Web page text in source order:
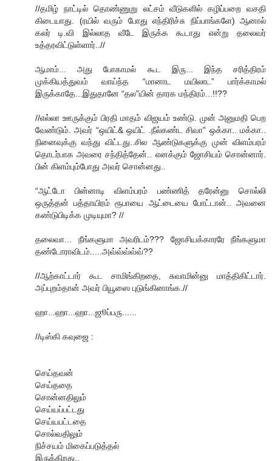
//தமிழ் நாட்டில் தொண்ணுறு லட்சம் வீடுகளில் கழிப்பறை வசதி
கிடையாது. (ரயில் வரும் போது எந்திரிச்சு நிப்பாங்களே) ஆனால்
கலர் டி.வி இல்லாத வீடே இருக்க கூடாது என்று தலைவர்
உத்தரவிட்டுள்ளார்..//
ஆமாம்... அது போகாமல் கூட இரு... இந்த சரித்திரம்
முக்கியத்துவம் வாய்ந்த “மானாட மயிலாட” பார்க்காமல்
இருக்காதே...இதுதானே “தல”யின் தாரக மந்திரம்...!!??
//எல்லா ஊருக்கும் பிரதி மாதம் விஜயம் உண்டு. முன் அனுமதி பெற
வேண்டும். அவர் “ஒயிட்& ஒயிட் .நீல்கண்ட சிவா” ஒக்கா.. மக்கா..
நினைவுக்கு வந்து விட்டது..சில ஆண்டுகளுக்கு முன் விளம்பரம்
தொடர்பாக அவரை சந்தித்தேன்.. எனக்கும் ஜோசியம் சொன்னார்.
பின் கிளம்பும்போது அவர் சொன்னது..
“ஆட்டோ பின்னாடி விளம்பரம் பண்ணித் தரேன்னு சொல்லி
ஒருத்தன் பத்தாயிரம் ரூபாயை ஆட்டையை போட்டான்.. அவனை
கண்டுபிடிக்க முடியுமா? //
தலைவா... நீங்களுமா அவரிடம்??? ஜோசியக்காரரே நீங்களுமா
தண்டோராவிடம்.....அவ்வ்வ்வ்வ்??
//ஆற்காட்டார் கூட சாமிங்கிறதை, சுவாமின்னு மாத்திகிட்டார்.
அப்புறம்தான் அவர் பியூஸை புடுங்கினாங்க.//
ஹா...ஹா...ஹா...ஜூப்பரு......
//டிஸ்கி கவுஜை :
செய்தவன்
செய்ததை
சொன்னதிலும்
செய்யப்பட்டது
செய்யபட்டதை
சொல்வதிலும்
நிச்சயம் மிகைப்படுத்தல்
இருக்கிறது..